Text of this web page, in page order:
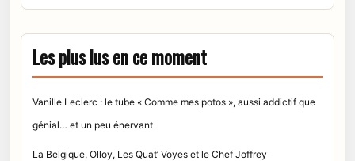
Les plus lus en ce moment
Vanille Leclerc : le tube « Comme mes potos », aussi addictif que
génial… et un peu énervant
La Belgique, Olloy, Les Quat’ Voyes et le Chef Joffrey